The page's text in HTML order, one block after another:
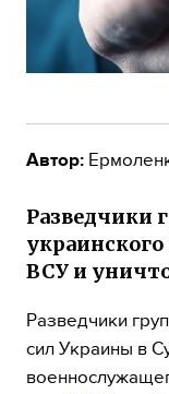
Автор:
Разведчики
ВСУ и
Разведчики
сил Украины в